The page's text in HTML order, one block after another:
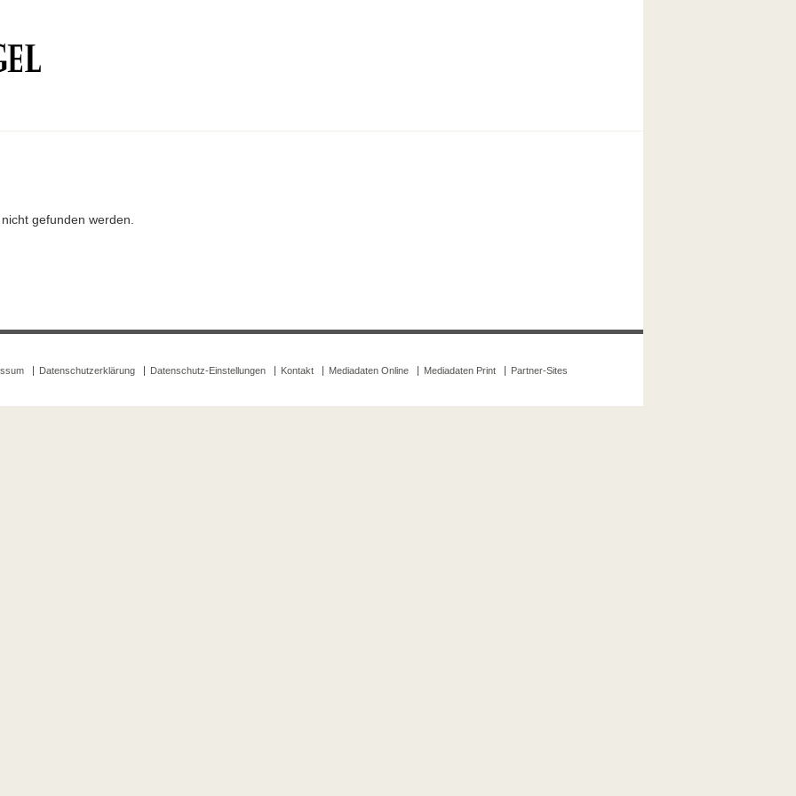
gefunden werden.
Datenschutzerklärung Datenschutz-Einstellungen Kontakt Mediadaten Online Mediadaten Print Partner-Sites